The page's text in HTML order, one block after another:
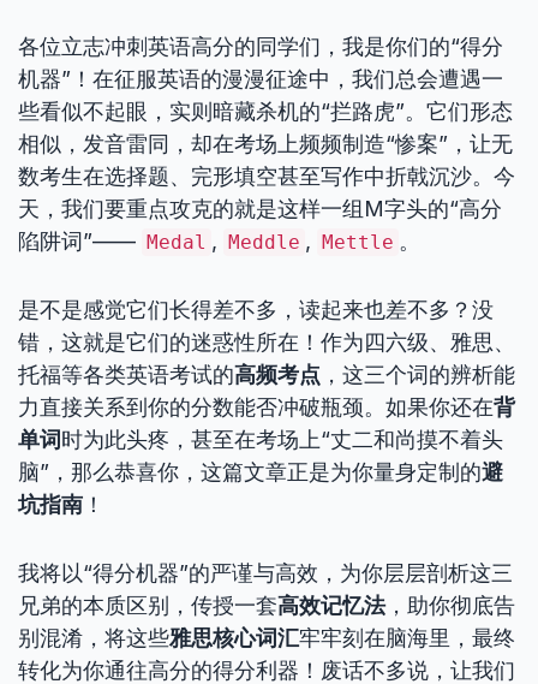
各位立志冲刺英语高分的同学们，我是你们的“得分
机器”！在征服英语的漫漫征途中，我们总会遭遇一
些看似不起眼，实则暗藏杀机的“拦路虎”。它们形态
相似，发音雷同，却在考场上频频制造“惨案”，让无
数考生在选择题、完形填空甚至写作中折戟沉沙。今
天，我们要重点攻克的就是这样一组M字头的“高分
陷阱词”—— Medal , Meddle , Mettle 。
是不是感觉它们长得差不多，读起来也差不多？没
错，这就是它们的迷惑性所在！作为四六级、雅思、
托福等各类英语考试的高频考点 ，这三个词的辨析能
力直接关系到你的分数能否冲破瓶颈。如果你还在背
单词时为此头疼，甚至在考场上“丈二和尚摸不着头
脑”，那么恭喜你，这篇文章正是为你量身定制的避
坑指南 ！
我将以“得分机器”的严谨与高效，为你层层剖析这三
兄弟的本质区别，传授一套高效记忆法，助你彻底告
别混淆，将这些雅思核心词汇牢牢刻在脑海里，最终
转化为你通往高分的得分利器！废话不多说，让我们